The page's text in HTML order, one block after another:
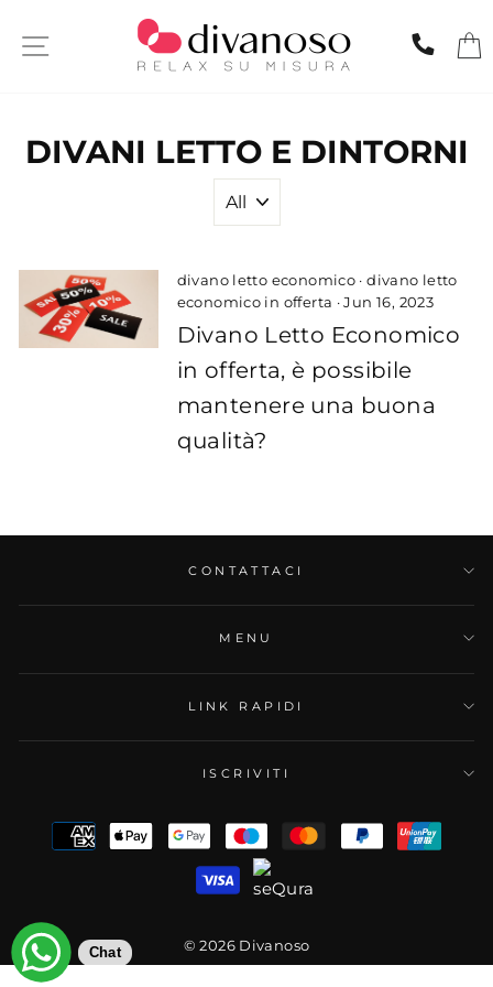
SITE NAVIGATION
DIVANI LETTO E DINTORNI
divano letto economico ·divano letto
economico in offerta ·Jun 16, 2023
Divano Letto Economico
in offerta, è possibile
mantenere una buona
qualità?
CONTATTACI
MENU
LINK RAPIDI
ISCRIVITI
© 2026 Divanoso
Chat